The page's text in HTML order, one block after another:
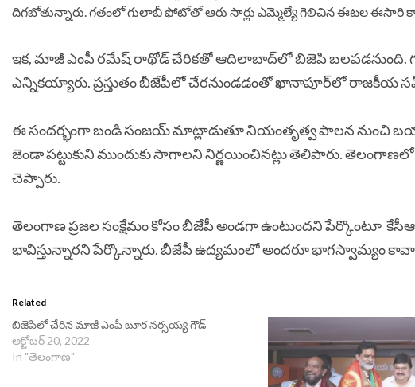
దిగబోతున్నారు. గతంలో గులాబీ ఫోటోతో ఆరు సార్లు ఎమ్మెల్యే గెలిచిన ఈటల
ఇక, మాజీ ఎంపీ రమేష్ రాథోడ్ చేరికతో ఆదిలాబాద్‌లో బిజెపి బలపడనుంది.
ఎన్నికయ్యారు. ప్రస్తుతం బీజేపీలో చేరనుండడంతో ఖానాపూర్‌లో
ఈ సందర్భంగా బండి సంజయ్ మాట్లాడుతూ నియంతృత్వ పాల‌న నుంచి
జెండా ప‌ట్టుకుని ముందుకు సాగాల‌ని నిర్ణయించినట్లు తెలిపారు.
చెప్పారు.
తెలంగాణ ప్ర‌జ‌ల సంక్షేమం కోసం బీజేపీ అండ‌గా ఉంటుందని పేర్కొంటూ
భావిస్తున్నారని పేర్కొన్నారు. బీజేపీ ఉద్యమంలో అంద‌రూ భాగ‌స్వామ్యం
Related
బిజెపిలో చేరిన మాజీ ఎంపీ బూర నర్సయ్య గౌడ్
అక్టోబర్ 20, 2022
In "తెలంగాణ"